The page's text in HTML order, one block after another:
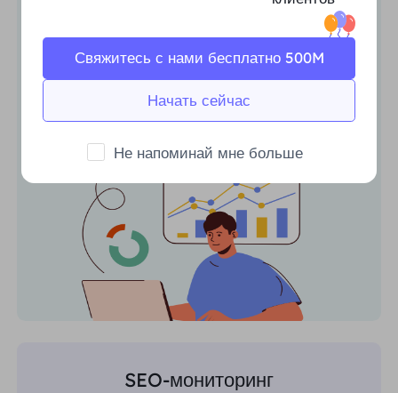
Отслеживайте тенденции рынка и
анализируйте активность конкурентов
из любой точки мира с постоянным
доступом.
SEO-мониторинг
Начать сейчас
Свяжитесь с нами бесплатно 500M
Не напоминай мне больше